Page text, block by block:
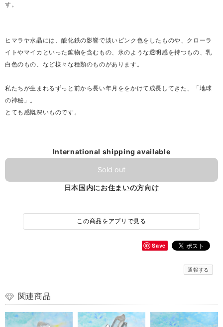
す。
ヒマラヤ水晶には、酸化鉄の影響で淡いピンク色をしたものや、クローラ
イトやマイカといった鉱物を含むもの、氷のような透明感を持つもの、乳
白色のもの、など様々な種類のものがあります。
私たちが生まれるずっと前から長い年月ををかけて成長してきた、「地球
の神秘」。
とても感慨深いものです。
International shipping available
Sold out
日本国内にお住まいの方向け
この商品をアプリで見る
Save
通報する
関連商品